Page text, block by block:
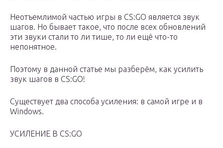
Неотъемлимой частью игры в CS:GO является звук
шагов. Но бывает такое, что после всех обновлений
эти звуки стали то ли тише, то ли ещё что-то
непонятное.
Поэтому в данной статье мы разберём, как усилить
звук шагов в CS:GO!
Существует два способа усиления: в самой игре и в
Windows.
УСИЛЕНИЕ В CS:GO